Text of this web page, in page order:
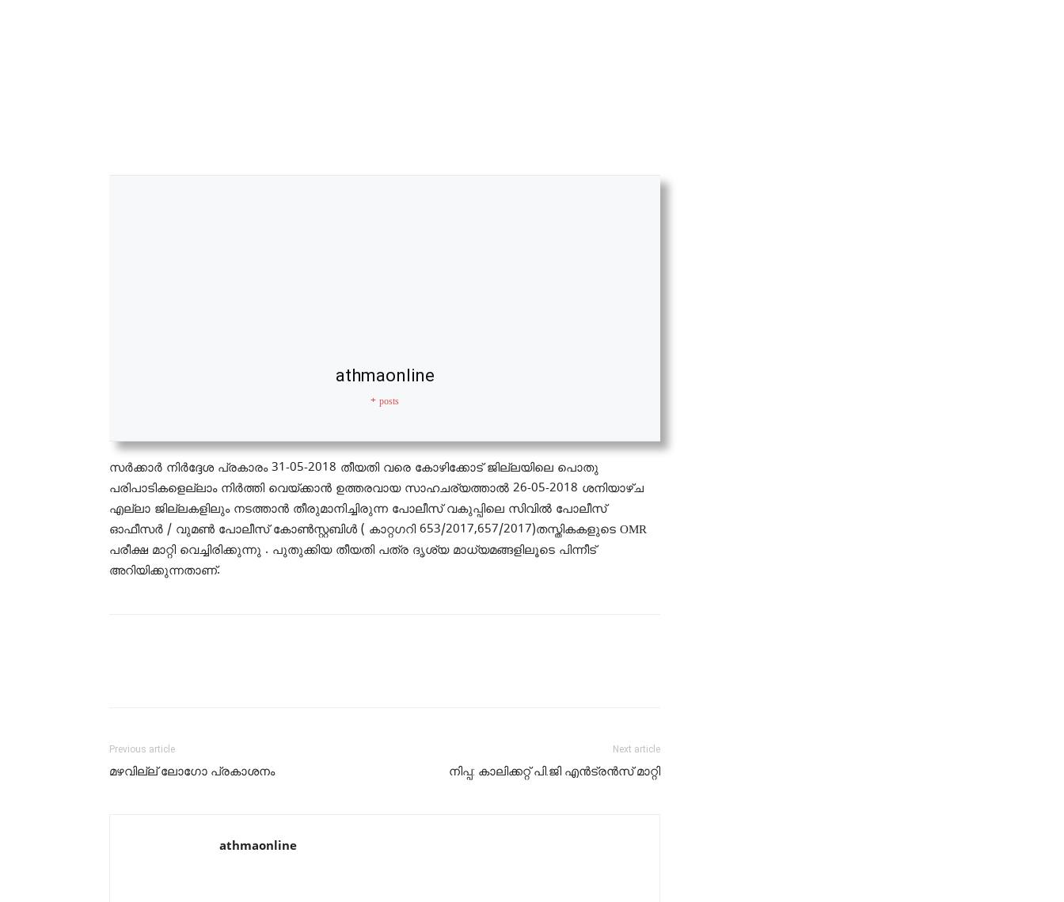
athmaonline
+ posts
സർക്കാർ നിർദ്ദേശ പ്രകാരം 31-05-2018 തീയതി വരെ കോഴിക്കോട് ജില്ലയിലെ പൊതു
പരിപാടികളെല്ലാം നിർത്തി വെയ്ക്കാൻ ഉത്തരവായ സാഹചര്യത്താൽ 26-05-2018 ശനിയാഴ്ച
എല്ലാ ജില്ലകളിലും നടത്താൻ തീരുമാനിച്ചിരുന്ന പോലീസ് വകുപ്പിലെ സിവിൽ പോലീസ്
ഓഫീസർ / വുമൺ പോലീസ് കോൺസ്റ്റബിൾ ( കാറ്റഗറി 653/2017,657/2017)തസ്തികകളുടെ OMR
പരീക്ഷ മാറ്റി വെച്ചിരിക്കുന്നു . പുതുക്കിയ തീയതി പത്ര ദൃശ്യ മാധ്യമങ്ങളിലൂടെ പിന്നീട്
അറിയിക്കുന്നതാണ്.
Previous article
മഴവില്ല് ലോഗോ പ്രകാശനം
Next article
നിപ്പ: കാലിക്കറ്റ് പി.ജി എന്‍ട്രന്‍സ് മാറ്റി
athmaonline